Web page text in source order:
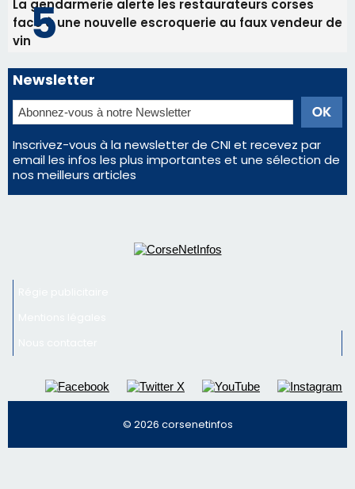
Régie publicitaire
Nous contacter
© 2026 corsenetinfos